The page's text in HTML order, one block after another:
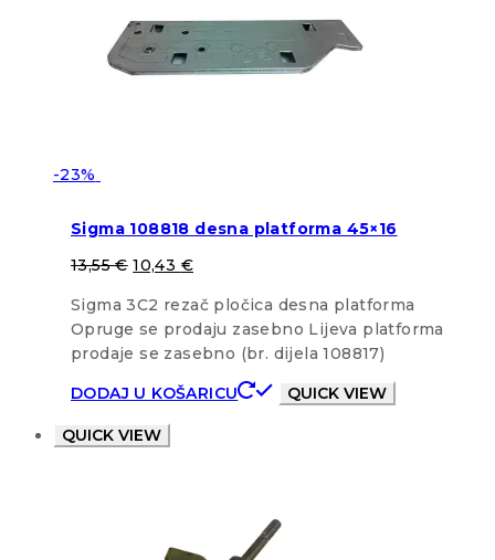
-23%
Sigma 108818 desna platforma 45×16
13,55€ 10,43 €
Sigma 3C2 rezač pločica desna platforma
Opruge se prodaju zasebno Lijeva platforma
prodaje se zasebno (br. dijela 108817)
DODAJ U KOŠARICU
QUICK VIEW
QUICK VIEW